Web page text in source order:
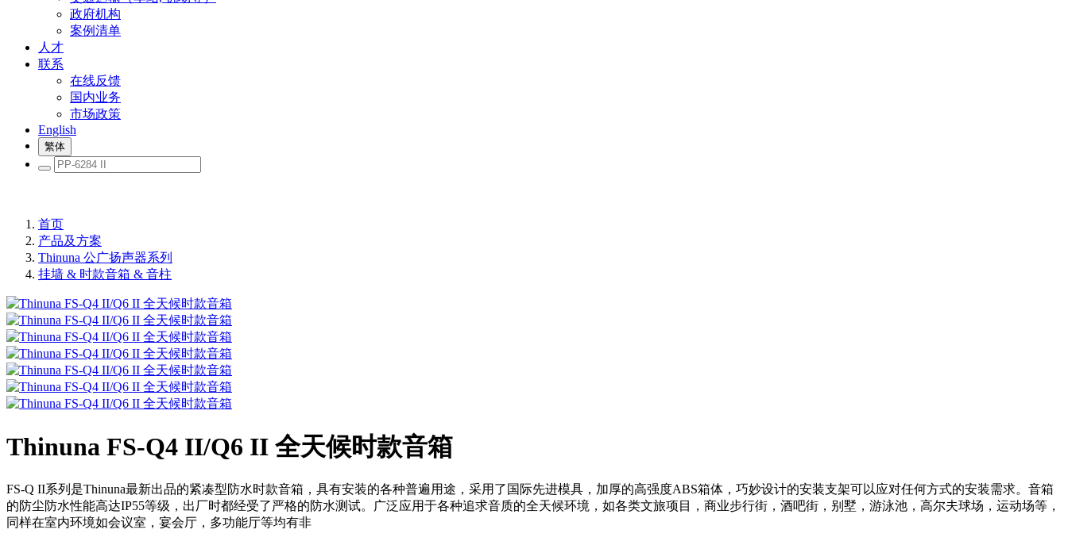
政府机构
案例清单
人才
联系
在线反馈
国内业务
市场政策
English
繁体
首页
产品及方案
Thinuna 公广扬声器系列
挂墙 & 时款音箱 & 音柱
Thinuna FS-Q4 II/Q6 II 全天候时款音箱
FS-Q II系列是Thinuna最新出品的紧凑型防水时款音箱，具有安装的各种普遍用途，采用了国际先进模具，加厚的高强度ABS箱体，巧妙设计的安装支架可以应对任何方式的安装需求。音箱
的防尘防水性能高达IP55等级，出厂时都经受了严格的防水测试。广泛应用于各种追求音质的全天候环境，如各类文旅项目，商业步行街，酒吧街，别墅，游泳池，高尔夫球场，运动场等，
同样在室内环境如会议室，宴会厅，多功能厅等均有非